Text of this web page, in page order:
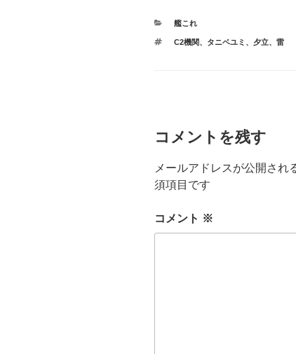
カ
ゴ
艦これ
タ
C2機関、 タニベユミ 、 夕立、 雷
コメントを残す
メールアドレスが公開され
須項目です
コメント ※